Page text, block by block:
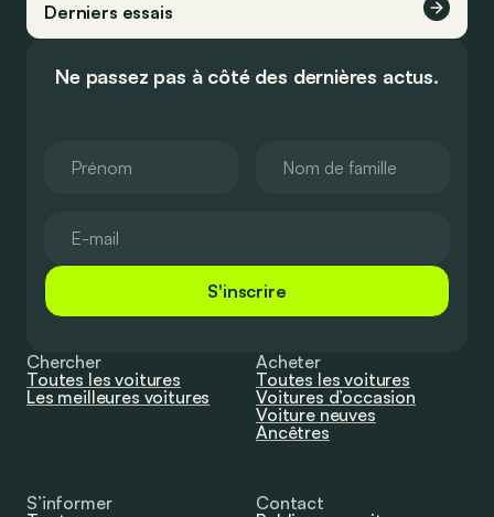
Derniers essais
Ne passez pas à côté des dernières actus.
S'inscrire
Chercher
Toutes les voitures
Les meilleures voitures
Acheter
Toutes les voitures
Voitures d’occasion
Voiture neuves
Ancêtres
S’informer
Contact